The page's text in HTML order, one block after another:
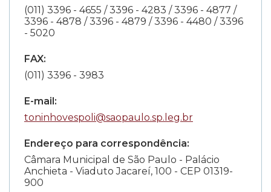
(011) 3396 - 4655 / 3396 - 4283 / 3396 - 4877 /
3396 - 4878 / 3396 - 4879 / 3396 - 4480 / 3396
- 5020
FAX:
(011) 3396 - 3983
E-mail:
toninhovespoli@saopaulo.sp.leg.br
Endereço para correspondência:
Câmara Municipal de São Paulo - Palácio
Anchieta - Viaduto Jacareí, 100 - CEP 01319-
900